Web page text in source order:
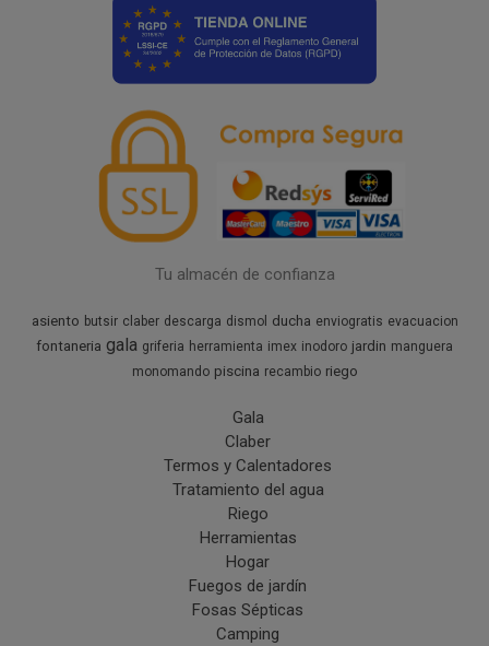
Tu almacén de confianza
asiento butsir claber descarga dismol ducha enviogratis evacuacion
fontaneria gala griferia herramienta imex inodoro jardin manguera
monomando piscina recambio riego
Gala
Claber
Termos y Calentadores
Tratamiento del agua
Riego
Herramientas
Hogar
Fuegos de jardín
Fosas Sépticas
Camping